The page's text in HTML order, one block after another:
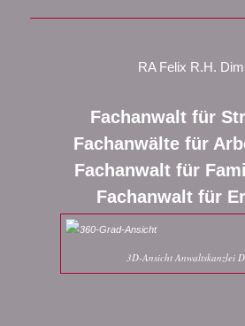
RA Felix R.H.
Fachanwalt für
Fachanwälte für
Fachanwalt für
Fachanwalt für
3D-Ansicht Anwaltskanzlei